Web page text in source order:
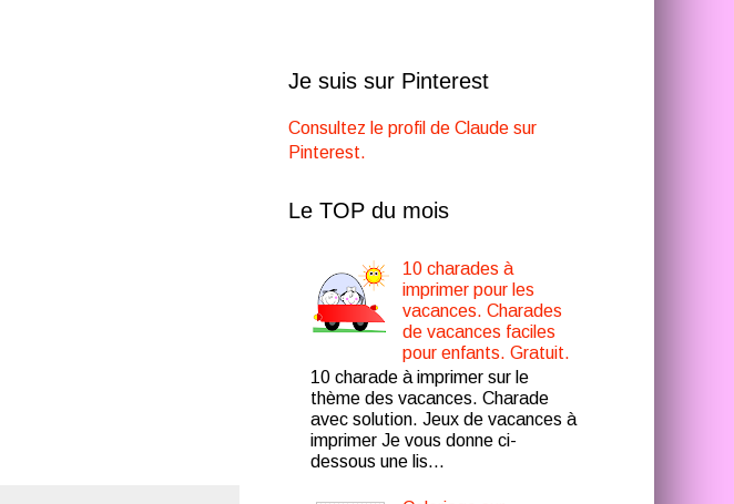
Je suis sur Pinterest
Consultez le profil de Claude sur
Pinterest.
Le TOP du mois
10 charades à
imprimer pour les
vacances. Charades
de vacances faciles
pour enfants. Gratuit.
10 charade à imprimer sur le
thème des vacances. Charade
avec solution. Jeux de vacances à
imprimer Je vous donne ci-
dessous une lis...